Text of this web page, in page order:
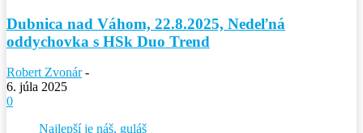
Dubnica nad Váhom, 22.8.2025, Nedeľná
oddychovka s HSk Duo Trend
Robert Zvonár -
6. júla 2025
0
Najlepší je náš, guláš